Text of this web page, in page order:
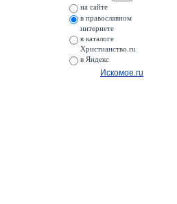
на сайте
в православном
интернете
в каталоге
Христианство.ru
в Яндекс
Искомое.ru